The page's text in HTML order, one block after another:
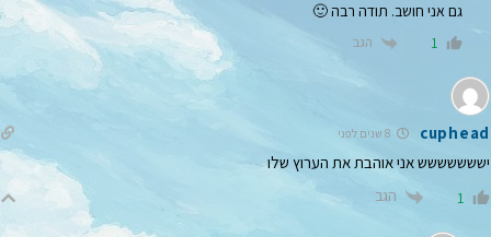
גם אני חושב. תודה רבה 🙂
1 הגב
cuphead
יששששששש אני אוהבת את הערוץ שלו
1 הגב